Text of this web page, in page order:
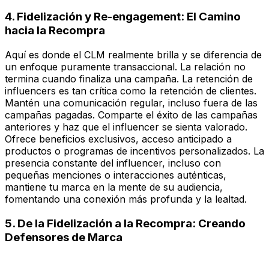
4. Fidelización y Re-engagement: El Camino
hacia la Recompra
Aquí es donde el CLM realmente brilla y se diferencia de
un enfoque puramente transaccional. La relación no
termina cuando finaliza una campaña. La retención de
influencers es tan crítica como la retención de clientes.
Mantén una comunicación regular, incluso fuera de las
campañas pagadas. Comparte el éxito de las campañas
anteriores y haz que el influencer se sienta valorado.
Ofrece beneficios exclusivos, acceso anticipado a
productos o programas de incentivos personalizados. La
presencia constante del influencer, incluso con
pequeñas menciones o interacciones auténticas,
mantiene tu marca en la mente de su audiencia,
fomentando una conexión más profunda y la lealtad.
5. De la Fidelización a la Recompra: Creando
Defensores de Marca